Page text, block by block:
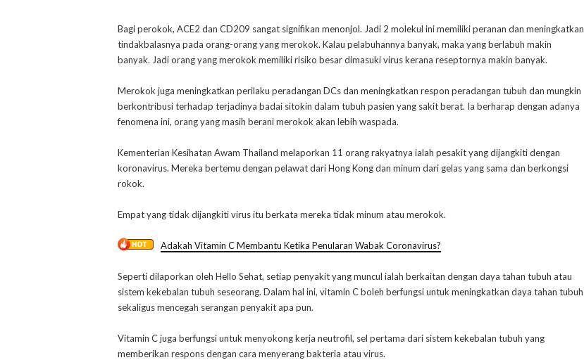
Bagi perokok, ACE2 dan CD209 sangat signifikan menonjol. Jadi 2 molekul ini memiliki peranan dan meningkatkan
tindakbalasnya pada orang-orang yang merokok. Kalau pelabuhannya banyak, maka yang berlabuh makin
banyak. Jadi orang yang merokok memiliki risiko besar dimasuki virus kerana reseptornya makin banyak.
Merokok juga meningkatkan perilaku peradangan DCs dan meningkatkan respon peradangan tubuh dan mungkin
berkontribusi terhadap terjadinya badai sitokin dalam tubuh pasien yang sakit berat. Ia berharap dengan adanya
fenomena ini, orang yang masih berani merokok akan lebih waspada.
Kementerian Kesihatan Awam Thailand melaporkan 11 orang rakyatnya ialah pesakit yang dijangkiti dengan
koronavirus. Mereka bertemu dengan pelawat dari Hong Kong dan minum dari gelas yang sama dan berkongsi
rokok.
Empat yang tidak dijangkiti virus itu berkata mereka tidak minum atau merokok.
Adakah Vitamin C Membantu Ketika Penularan Wabak Coronavirus?
Seperti dilaporkan oleh Hello Sehat, setiap penyakit yang muncul ialah berkaitan dengan daya tahan tubuh atau
sistem kekebalan tubuh seseorang. Dalam hal ini, vitamin C boleh berfungsi untuk meningkatkan daya tahan tubuh
sekaligus mencegah serangan penyakit apa pun.
Vitamin C juga berfungsi untuk menyokong kerja neutrofil, sel pertama dari sistem kekebalan tubuh yang
memberikan respons dengan cara menyerang bakteria atau virus.